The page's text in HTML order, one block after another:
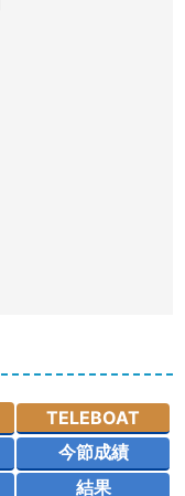
TELEBOAT
今節成績
結果